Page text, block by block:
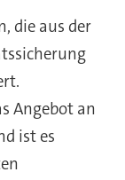
die aus der
Angebot an
ist es